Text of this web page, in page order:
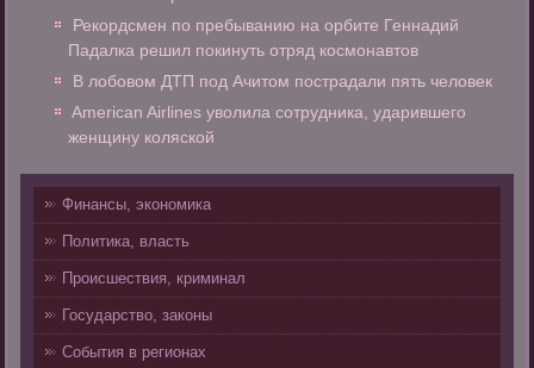
Рекордсмен по пребыванию на орбите Геннадий
Падалка решил покинуть отряд космонавтов
В лобовом ДТП под Ачитом пострадали пять человек
American Airlines уволила сотрудника, ударившего
женщину коляской
Финансы, экономика
Политика, власть
Происшествия, криминал
Государство, законы
События в регионах